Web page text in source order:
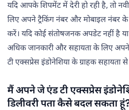
यदि आपके शिपमेंट में देरी हो रही है, तो
लिए अपने ट्रैकिंग नंबर और मोबाइल नंबर
करें। यदि कोई संतोषजनक अपडेट नहीं है
अधिक जानकारी और सहायता के लिए
टी एक्सप्रेस इंडोनेशिया के ग्राहक सहायता
मैं अपने जे एंड टी एक्सप्रेस
डिलीवरी पता कैसे बदल सकता